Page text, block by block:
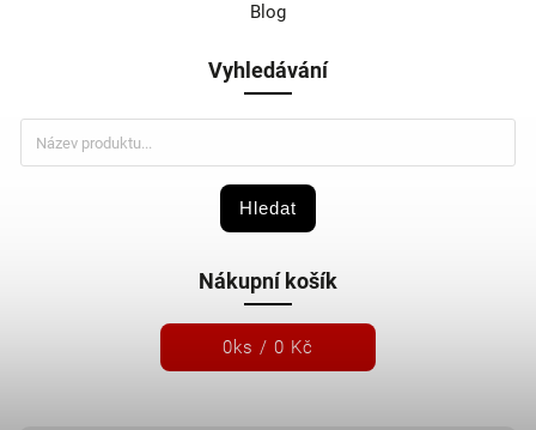
Blog
Vyhledávání
Hledat
Nákupní košík
0ks / 0 Kč